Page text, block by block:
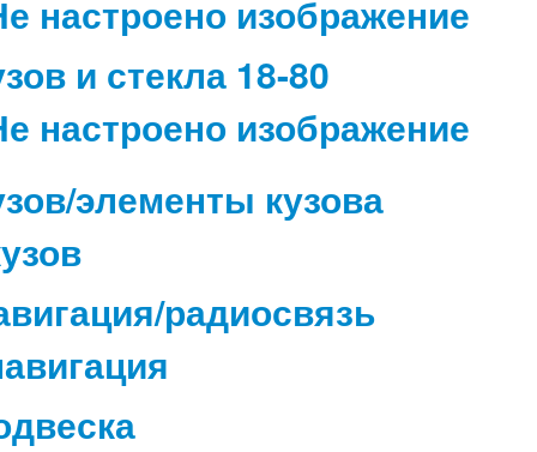
и стекла 18-80
элементы кузова
радиосвязь